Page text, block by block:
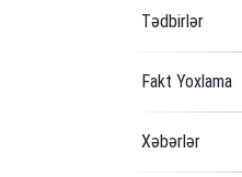
Tədbirlər
Fakt Yoxlama
Xəbərlər